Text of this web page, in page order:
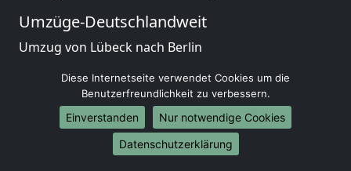
Umzüge-Deutschlandweit
Umzug von Lübeck nach Berlin
Umzug von Lübeck nach München
Umzug von Lübeck nach Köln
Umzug von Lübeck nach Frankfurt am Main
Umzug von Lübeck nach Stuttgart
Umzug von Lübeck nach Düsseldorf
Diese Internetseite verwendet Cookies um die
Benutzerfreundlichkeit zu verbessern.
Einverstanden
Nur notwendige Cookies
Datenschutzerklärung